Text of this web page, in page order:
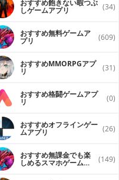
おすすめ飽きない暇つぶ
しゲームアプリ (34)
おすすめ無料ゲームア
プリ (609)
おすすめ MMORPGアプ
リ (31)
おすすめ格闘ゲームアプ
リ (0)
おすすめオフラインゲー
ムアプリ (26)
おすすめ無課金でも楽
しめるスマホゲームア (149)